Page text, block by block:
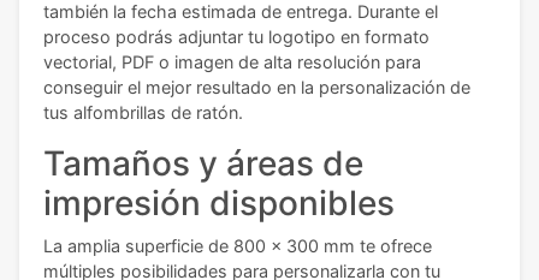
también la fecha estimada de entrega. Durante el
proceso podrás adjuntar tu logotipo en formato
vectorial, PDF o imagen de alta resolución para
conseguir el mejor resultado en la personalización de
tus alfombrillas de ratón.
Tamaños y áreas de
impresión disponibles
La amplia superficie de 800 x 300 mm te ofrece
múltiples posibilidades para personalizarla con tu